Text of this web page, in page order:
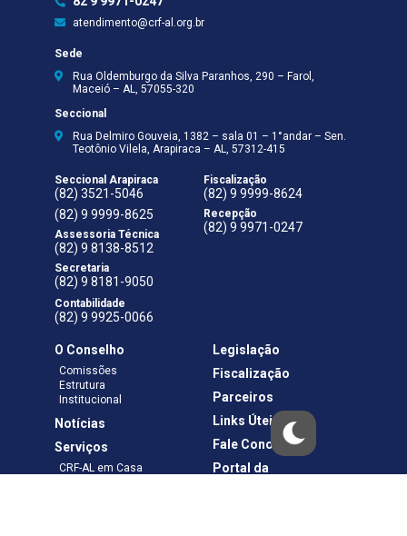
atendimento@crf-al.org.br
Sede
Rua Oldemburgo da Silva Paranhos, 290 – Farol,
Maceió – AL, 57055-320
Seccional
Rua Delmiro Gouveia, 1382 – sala 01 – 1°andar – Sen.
Teotônio Vilela, Arapiraca – AL, 57312-415
Seccional Arapiraca
(82) 3521-5046
(82) 9 9999-8625
Assessoria Técnica
(82) 9 8138-8512
Secretaria
(82) 9 8181-9050
Contabilidade
(82) 9 9925-0066
Fiscalização
(82) 9 9999-8624
Recepção
(82) 9 9971-0247
O Conselho
Comissões
Estrutura
Institucional
Notícias
Serviços
CRF-AL em Casa
Legislação
Fiscalização
Parceiros
Links Úteis
Fale Conosco
Portal da